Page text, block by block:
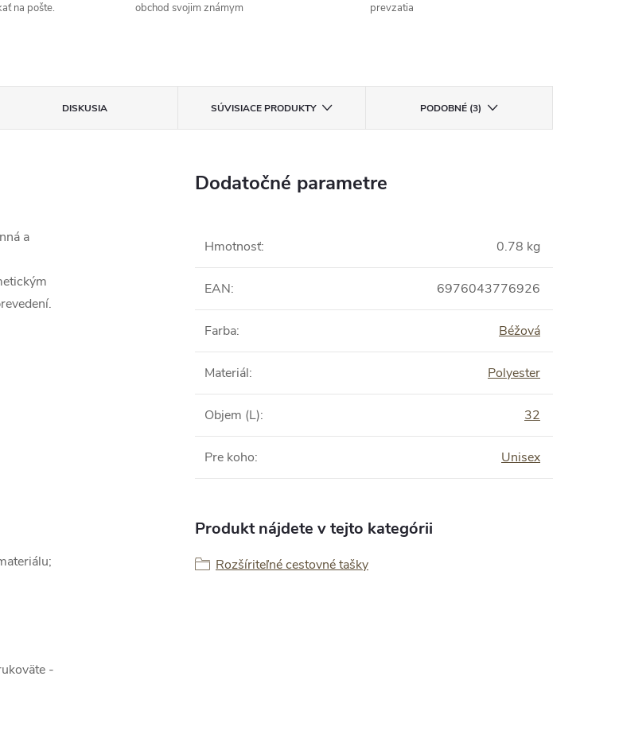
na pošte.
obchod svojim známym
prevzatia
DISKUSIA SÚVISIACE PRODUKTY PODOBNÉ (3)
a
-
Dodatočné parametre
Hmotnosť: 0.78 kg
EAN: 6976043776926
Farba: Béžová
Materiál: Polyester
Objem (L): 32
Pre koho: Unisex
Produkt nájdete v tejto kategórii
Rozšíriteľné cestovné tašky